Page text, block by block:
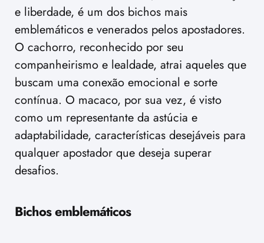
e liberdade, é um dos bichos mais
emblemáticos e venerados pelos apostadores.
O cachorro, reconhecido por seu
companheirismo e lealdade, atrai aqueles que
buscam uma conexão emocional e sorte
contínua. O macaco, por sua vez, é visto
como um representante da astúcia e
adaptabilidade, características desejáveis para
qualquer apostador que deseja superar
desafios.
Bichos emblemáticos